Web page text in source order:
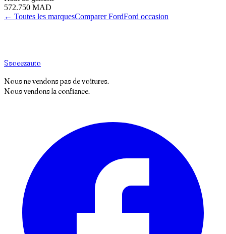
572.750 MAD
← Toutes les marquesComparerFordFord occasion
Ssoeezauto
Nous ne vendons pas de voitures.
Nous vendons la confiance.